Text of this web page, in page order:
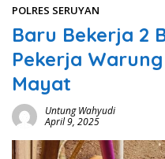
POLRES SERUYAN
Baru Bekerja 2
Pekerja
Mayat
Untung Wahyudi
April 9, 2025